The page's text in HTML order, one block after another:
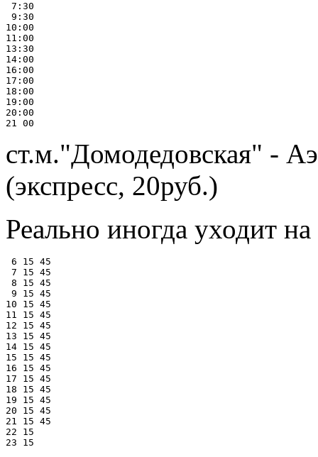
7:30
9:30
10:00
11:00
13:30
14:00
16:00
17:00
18:00
19:00
20:00
ст.м."Домодедовская" -
(экспресс, 20руб.)
Реально иногда уходит
6 15 45
7 15 45
8 15 45
9 15 45
10 15 45
11 15 45
12 15 45
13 15 45
14 15 45
15 15 45
16 15 45
17 15 45
18 15 45
19 15 45
20 15 45
21 15 45
22 15